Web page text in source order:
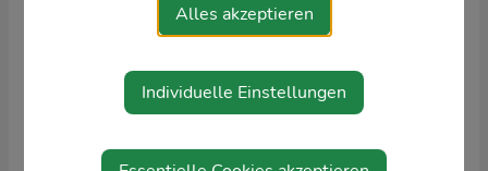
€ 18,50 pro Stunde
Alles akzeptieren
Individuelle Einstellungen